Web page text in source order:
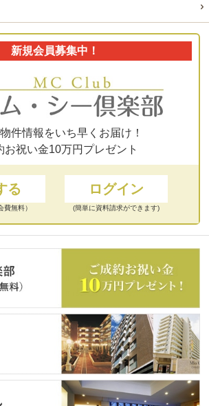
新規会員募集中！
件情報をいち早くお届け！
お祝い金10万円プレゼント
る
費無料）
ログイン
(簡単に資料請求ができます)